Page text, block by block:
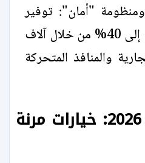
"أمان": توفير
سلع بتخفيضات تصل إلى 40% من خلال آلاف
والمنافذ المتحركة
صكوك الأضاحي 2026: خيارات مرنة